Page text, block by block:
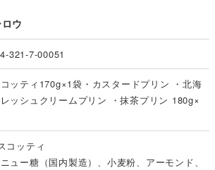
ウ
321-7-00051
ッティ170g×1袋・カスタードプリン ・北海
ッシュクリームプリン ・抹茶プリン 180g×
コッティ
ュー糖（国内製造）、小麦粉、アーモンド、